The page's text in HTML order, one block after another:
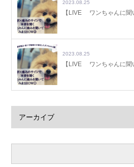
2023.08.25
【LIVE ワンちゃんに聞
2023.08.25
【LIVE ワンちゃんに聞